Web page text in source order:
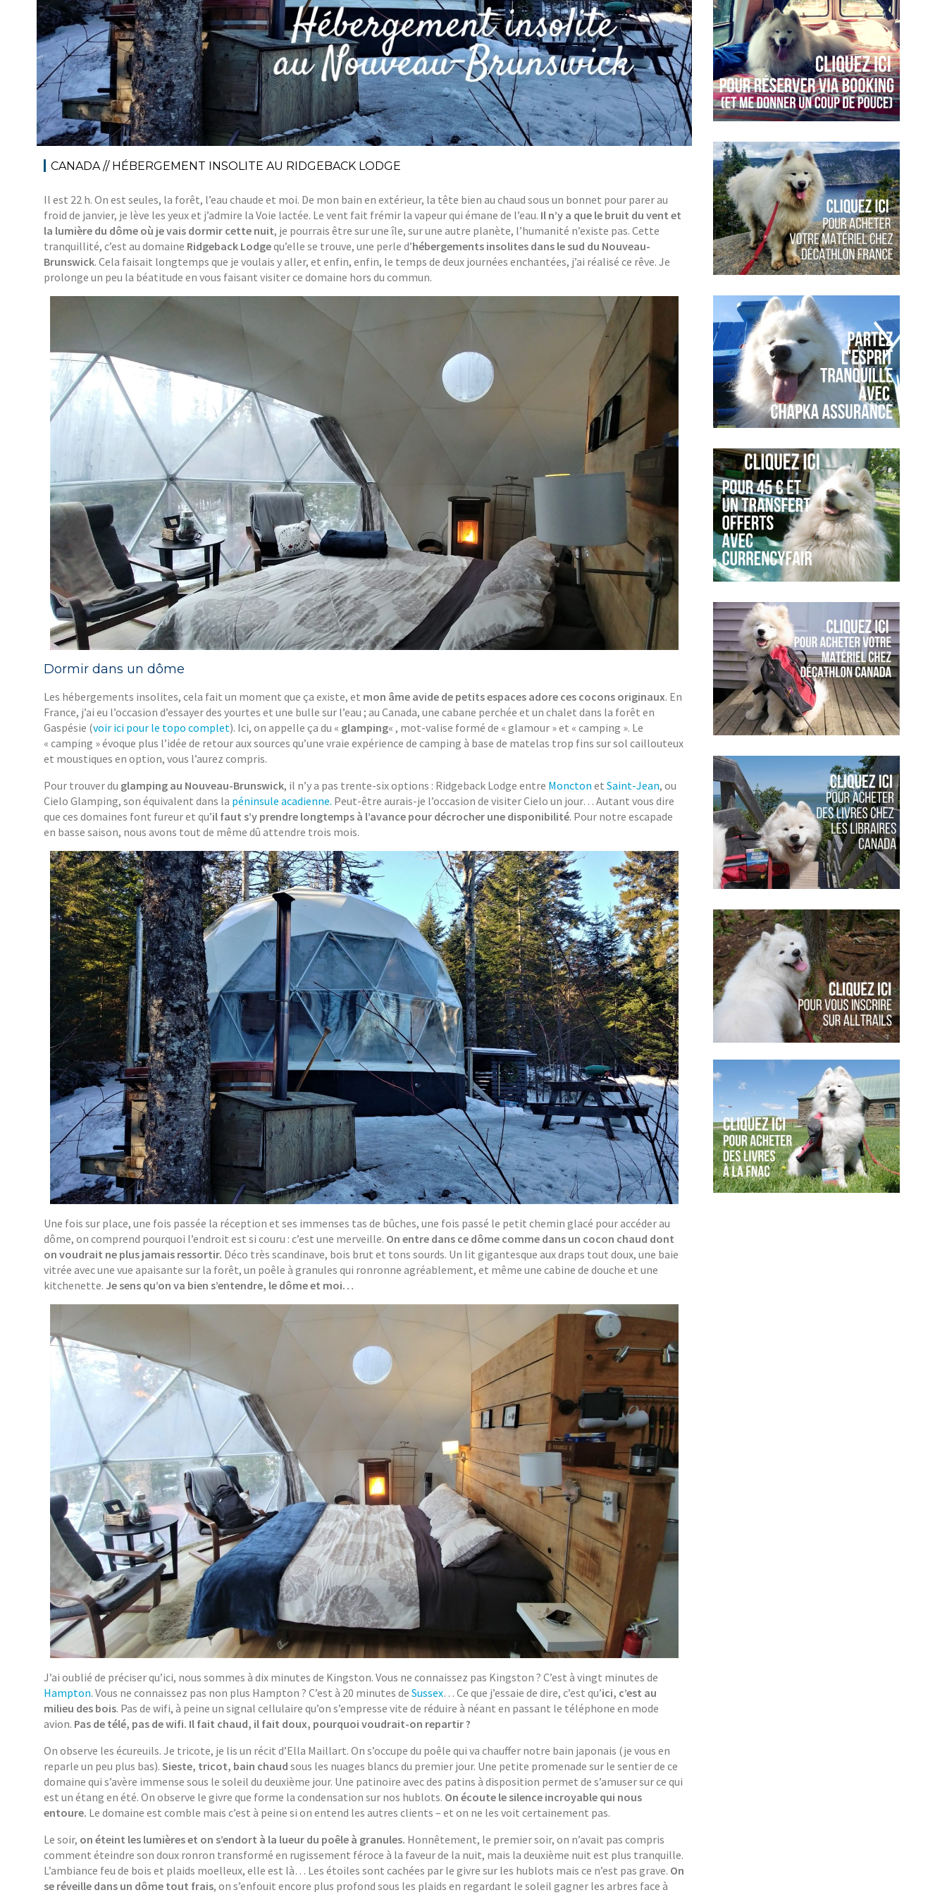
CANADA // HÉBERGEMENT INSOLITE AU RIDGEBACK LODGE
Il est 22 h. On est seules, la forêt, l’eau chaude et moi. De mon bain en extérieur, la tête bien au chaud sous un bonnet pour parer au
froid de janvier, je lève les yeux et j’admire la Voie lactée. Le vent fait frémir la vapeur qui émane de l’eau. Il n’y a que le bruit du vent et
la lumière du dôme où je vais dormir cette nuit, je pourrais être sur une île, sur une autre planète, l’humanité n’existe pas. Cette
tranquillité, c’est au domaine Ridgeback Lodgequ’elle se trouve, une perle d’hébergements insolites dans le sud du Nouveau-
Brunswick. Cela faisait longtemps que je voulais y aller, et enfin, enfin, le temps de deux journées enchantées, j’ai réalisé ce rêve. Je
prolonge un peu la béatitude en vous faisant visiter ce domaine hors du commun.
Dormir dans un dôme
Les hébergements insolites, cela fait un moment que ça existe, et mon âme avide de petits espaces adore ces cocons originaux. En
France, j’ai eu l’occasion d’essayer des yourtes et une bulle sur l’eau ; au Canada, une cabane perchée et un chalet dans la forêt en
Gaspésie (voir ici pour le topo complet). Ici, on appelle ça du « glamping« , mot-valise formé de « glamour » et « camping ». Le
« camping » évoque plus l’idée de retour aux sources qu’une vraie expérience de camping à base de matelas trop fins sur sol caillouteux
et moustiques en option, vous l’aurez compris.
Pour trouver du glamping au Nouveau-Brunswick, il n’y a pas trente-six options : Ridgeback Lodge entre Moncton et Saint-Jean, ou
Cielo Glamping, son équivalent dans la péninsule acadienne. Peut-être aurais-je l’occasion de visiter Cielo un jour… Autant vous dire
que ces domaines font fureur et qu’il faut s’y prendre longtemps à l’avance pour décrocher une disponibilité. Pour notre escapade
en basse saison, nous avons tout de même dû attendre trois mois.
Une fois sur place, une fois passée la réception et ses immenses tas de bûches, une fois passé le petit chemin glacé pour accéder au
dôme, on comprend pourquoi l’endroit est si couru : c’est une merveille. On entre dans ce dôme comme dans un cocon chaud dont
on voudrait ne plus jamais ressortir. Déco très scandinave, bois brut et tons sourds. Un lit gigantesque aux draps tout doux, une baie
vitrée avec une vue apaisante sur la forêt, un poêle à granules qui ronronne agréablement, et même une cabine de douche et une
kitchenette. Je sens qu’on va bien s’entendre, le dôme et moi…
J’ai oublié de préciser qu’ici, nous sommes à dix minutes de Kingston. Vous ne connaissez pas Kingston ? C’est à vingt minutes de
Hampton. Vous ne connaissez pas non plus Hampton ? C’est à 20 minutes de Sussex… Ce que j’essaie de dire, c’est qu’ici, c’est au
milieu des bois. Pas de wifi, à peine un signal cellulaire qu’on s’empresse vite de réduire à néant en passant le téléphone en mode
avion. Pas de télé, pas de wifi. Il fait chaud, il fait doux, pourquoi voudrait-on repartir ?
On observe les écureuils. Je tricote, je lis un récit d’Ella Maillart. On s’occupe du poêle qui va chauffer notre bain japonais (je vous en
reparle un peu plus bas). Sieste, tricot, bain chaud sous les nuages blancs du premier jour. Une petite promenade sur le sentier de ce
domaine qui s’avère immense sous le soleil du deuxième jour. Une patinoire avec des patins à disposition permet de s’amuser sur ce qui
est un étang en été. On observe le givre que forme la condensation sur nos hublots. On écoute le silence incroyable qui nous
entoure. Le domaine est comble mais c’est à peine si on entend les autres clients – et on ne les voit certainement pas.
Le soir, on éteint les lumières et on s’endort à la lueur du poêle à granules. Honnêtement, le premier soir, on n’avait pas compris
comment éteindre son doux ronron transformé en rugissement féroce à la faveur de la nuit, mais la deuxième nuit est plus tranquille.
L’ambiance feu de bois et plaids moelleux, elle est là… Les étoiles sont cachées par le givre sur les hublots mais ce n’est pas grave. On
se réveille dans un dôme tout frais, on s’enfouit encore plus profond sous les plaids en regardant le soleil gagner les arbres face à